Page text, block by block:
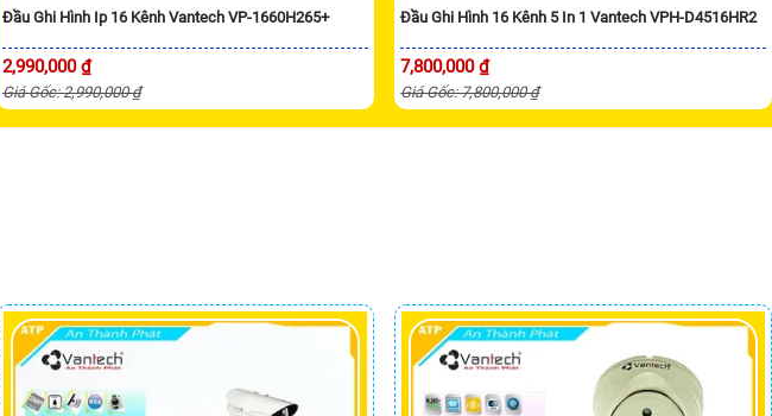
Đầu Ghi Hình Ip 16 Kênh Vantech VP-1660H265+
2,990,000 ₫
Giá Gốc: 2,990,000 ₫
Đầu Ghi Hình 16 Kênh 5 In 1 Vantech VPH-D4516HR2
7,800,000 ₫
Giá Gốc: 7,800,000 ₫